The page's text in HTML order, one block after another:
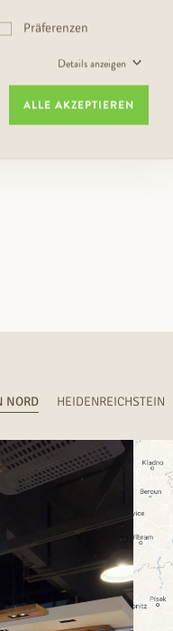
NORD HEIDENREICHSTEIN
Präferenzen
Details anzeigen
ALLE AKZEPTIEREN